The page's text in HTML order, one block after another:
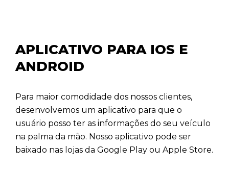
APLICATIVO PARA IOS E
ANDROID
Para maior comodidade dos nossos clientes,
desenvolvemos um aplicativo para que o
usuário posso ter as informações do seu veículo
na palma da mão. Nosso aplicativo pode ser
baixado nas lojas da Google Play ou Apple Store.